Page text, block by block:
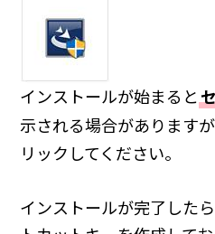
インストールが始まると
示される場合があります
リックしてください。
インストールが完了した